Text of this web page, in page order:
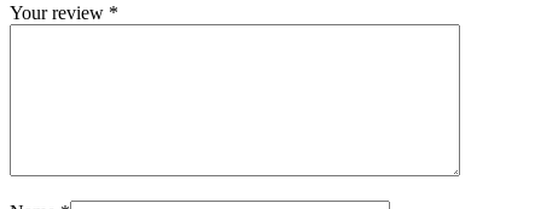
Your review *